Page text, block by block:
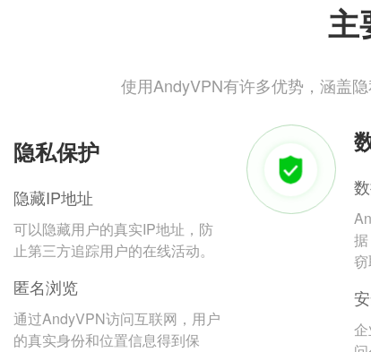
主
使用AndyVPN有许多优势，涵盖
隐私保护
隐藏IP地址
可以隐藏用户的真实IP地址，防
止第三方追踪用户的在线活动。
匿名浏览
通过AndyVPN访问互联网，用户
的真实身份和位置信息得到保
窃